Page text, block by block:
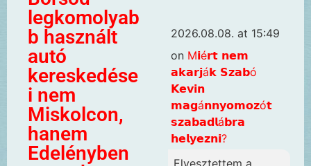
legkomolyab
b használt
autó
kereskedése
i nem
Miskolcon,
hanem
Edelényben
2026.08.08. at 15:49
on M𝗶é𝗿𝘁 𝗻𝗲𝗺
𝗮𝗸𝗮𝗿𝗷á𝗸 𝗦𝘇𝗮𝗯ó
𝗞𝗲𝘃𝗶𝗻
𝗺𝗮𝗴á𝗻𝗻𝘆𝗼𝗺𝗼𝘇ó𝘁
𝘀𝘇𝗮𝗯𝗮𝗱𝗹á𝗯𝗿𝗮
𝗵𝗲𝗹𝘆𝗲𝘇𝗻𝗶?
Elvesztettem a